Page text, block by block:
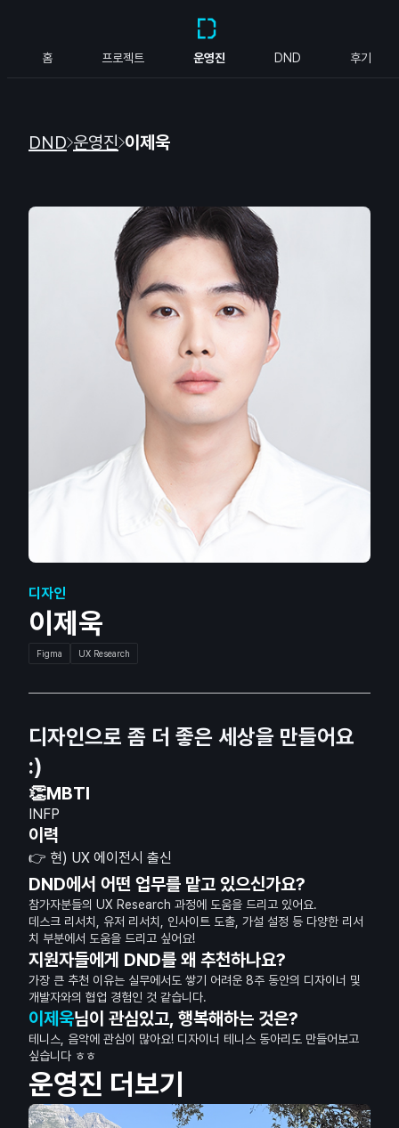
홈 프로젝트 운영진 DND 후기
DND 운영진 이제욱
디자인
이제욱
Figma UX Research
디자인으로 좀 더 좋은 세상을 만들어요
:)
👏MBTI
INFP
이력
👉 현) UX 에이전시 출신
DND에서 어떤 업무를 맡고 있으신가요?
참가자분들의 UX Research 과정에 도움을 드리고 있어요.
데스크 리서치, 유저 리서치, 인사이트 도출, 가설 설정 등 다양한 리서
치 부분에서 도움을 드리고 싶어요!
지원자들에게 DND를 왜 추천하나요?
가장 큰 추천 이유는 실무에서도 쌓기 어려운 8주 동안의 디자이너 및
개발자와의 협업 경험인 것 같습니다.
이제욱님이 관심있고, 행복해하는 것은?
테니스, 음악에 관심이 많아요! 디자이너 테니스 동아리도 만들어보고
싶습니다 ㅎㅎ
운영진 더보기